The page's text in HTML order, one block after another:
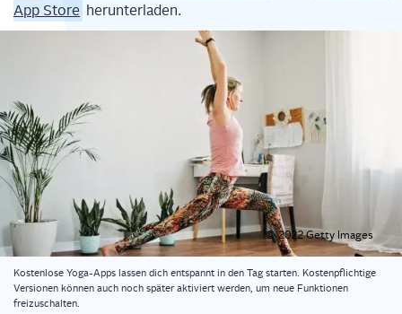
App Store herunterladen.
© 2022 Get­ty Images
Kos­ten­lo­se Yoga-Apps las­sen dich ent­spannt in den Tag star­ten. Kos­ten­pflich­ti­ge
Ver­sio­nen kön­nen auch noch spä­ter akti­viert wer­den, um neue Funk­tio­nen
freizuschalten.